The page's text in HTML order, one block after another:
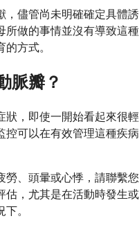
，儘管尚未明確確定具體誘
所做的事情並沒有導致這種
方式。
脈瓣？
狀，即使一開始看起來很輕
控可以在有效管理這種疾病
勞、頭暈或心悸，請聯繫您
估，尤其是在活動時發生或
。